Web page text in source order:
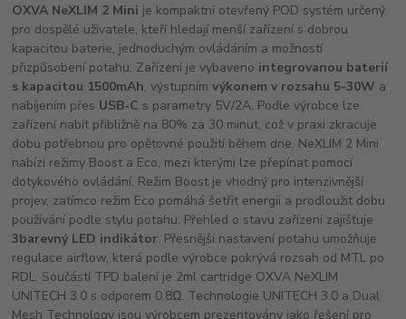
OXVA NeXLIM 2 Mini je kompaktní otevřený POD systém určený
pro dospělé uživatele, kteří hledají menší zařízení s dobrou
kapacitou baterie, jednoduchým ovládáním a možností
přizpůsobení potahu. Zařízení je vybaveno integrovanou baterií
s kapacitou 1500mAh, výstupnímvýkonem v rozsahu 5-30W a
nabíjením přes USB-C s parametry 5V/2A. Podle výrobce lze
zařízení nabít přibližně na 80% za 30 minut, což v praxi zkracuje
dobu potřebnou pro opětovné použití během dne. NeXLIM 2 Mini
nabízí režimy Boost a Eco, mezi kterými lze přepínat pomocí
dotykového ovládání. Režim Boost je vhodný pro intenzivnější
projev, zatímco režim Eco pomáhá šetřit energii a prodloužit dobu
používání podle stylu potahu. Přehled o stavu zařízení zajišťuje
3barevný LED indikátor. Přesnější nastavení potahu umožňuje
regulace airflow, která podle výrobce pokrývá rozsah od MTL po
RDL. Součástí TPD balení je 2ml cartridge OXVA NeXLIM
UNITECH 3.0 s odporem 0.8Ω. Technologie UNITECH 3.0 a Dual
Mesh Technology jsou výrobcem prezentovány jako řešení pro